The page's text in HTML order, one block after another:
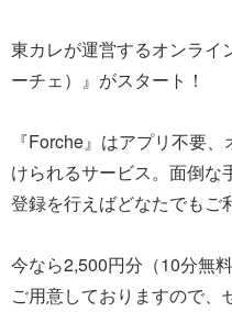
東カレが運営するオンライ
ーチェ）』がスタート！
『Forche』はアプリ不要
けられるサービス。面倒な
登録を行えばどなたでもご
今なら2,500円分（10分無
ご用意しておりますので、